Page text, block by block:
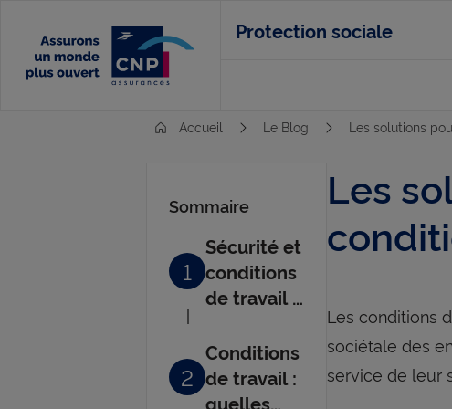
contenu
principal
Protection sociale
Accueil
Le Blog Les solutions
Sommaire
1
Sécurité et
conditions
de travail :
de
l’entreprise
2
Conditions
de travail :
quelles
Les
Les conditions
sociétale des
service de leur